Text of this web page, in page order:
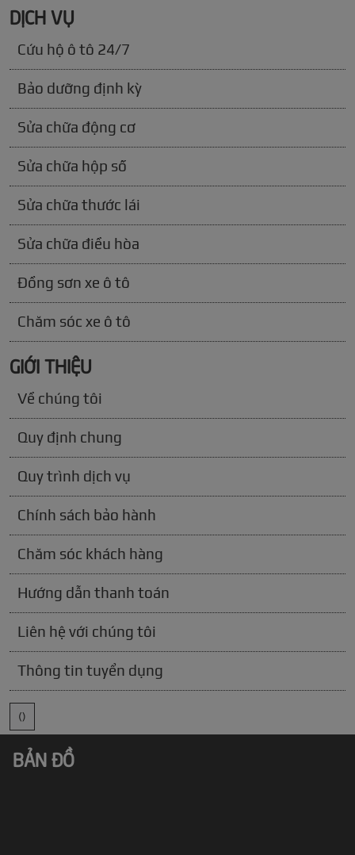
DỊCH VỤ
Cứu hộ ô tô 24/7
Bảo dưỡng định kỳ
Sửa chữa động cơ
Sửa chữa hộp số
Sửa chữa thước lái
Sửa chữa điều hòa
Đồng sơn xe ô tô
Chăm sóc xe ô tô
GIỚI THIỆU
Về chúng tôi
Quy định chung
Quy trình dịch vụ
Chính sách bảo hành
Chăm sóc khách hàng
Hướng dẫn thanh toán
Liên hệ với chúng tôi
Thông tin tuyển dụng
()
BẢN ĐỒ